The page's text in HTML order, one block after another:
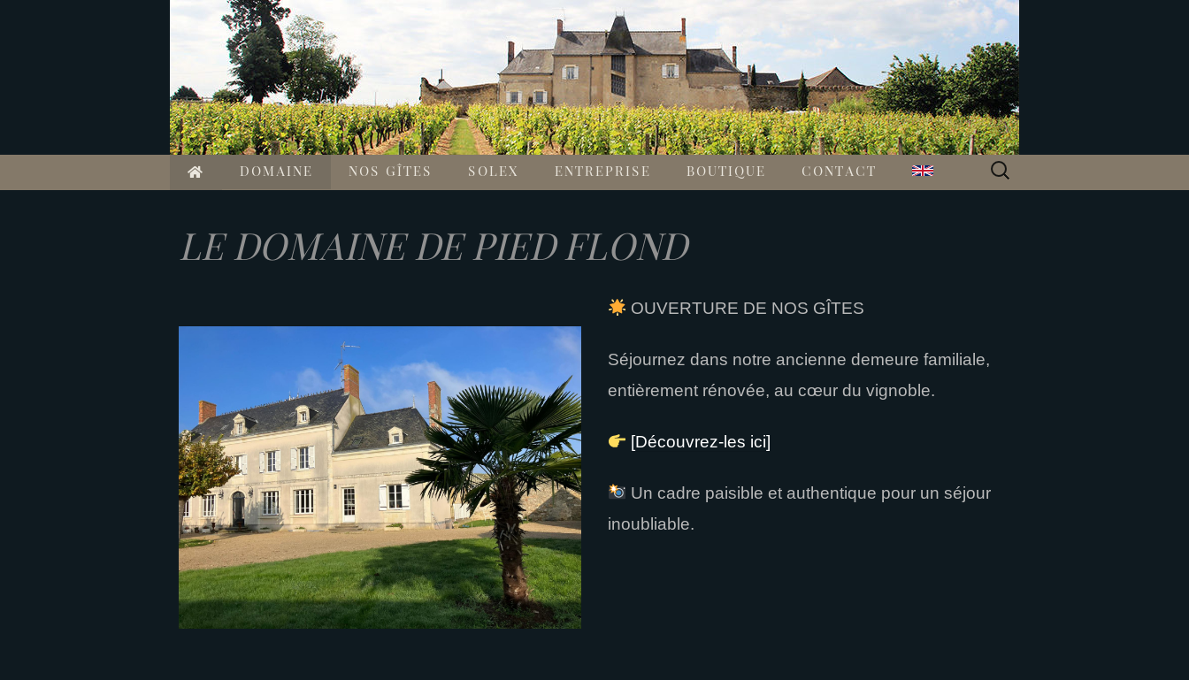
D
O
M
A
I
N
E
D
E
DOMAINE NOS GÎTES SOLEX ENTREPRISE BOUTIQUE CONTACT
Rechercher :
LE DOMAINE DE PIED FLOND
OUVERTURE DE NOS GÎTES
Séjournez dans notre ancienne demeure familiale,
entièrement rénovée, au cœur du vignoble.
[Découvrez-les ici]
Un cadre paisible et authentique pour un séjour
inoubliable.